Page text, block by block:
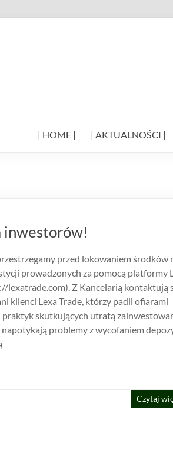
| HOME | | AKTUALNOŚCI |
inwestorów!
przed lokowaniem środków
prowadzonych za pomocą platformy
lexatrade.com). Z Kancelarią kontaktują
klienci Lexa Trade, którzy padli ofiarami
praktyk skutkujących utratą
problemy z wycofaniem
Czytaj